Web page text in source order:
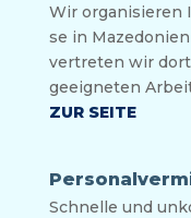
Wir
se in
ver­tre­ten wir
geeig­ne­ten
ZUR SEITE
Schnel­le und